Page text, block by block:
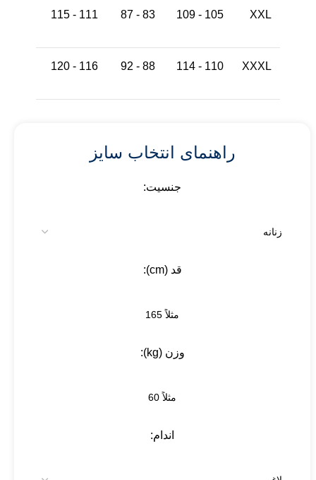
XXL
105 - 109
83 - 87
111 - 115
XXXL
110 - 114
88 - 92
116 - 120
راهنمای انتخاب سایز
جنسیت:
قد (cm):
وزن (kg):
اندام: